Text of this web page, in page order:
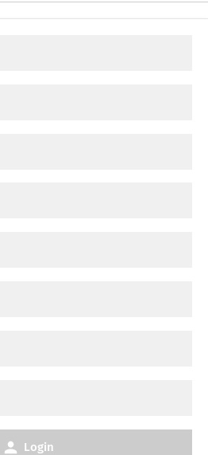
Login